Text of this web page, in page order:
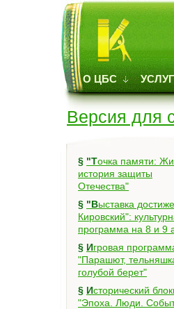
О ЦБС
Версия для
§ "Точка памяти: Живая
история защиты
Отечества"
§ "Выставка достижений:
Кировский":
программа на 8 и 9
§ Игровая программа
"Парашют,
голубой берет"
§ Исторический блокнот
"Эпоха. Люди.